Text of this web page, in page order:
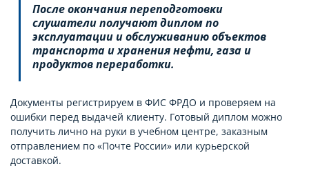
После окончания переподготовки
слушатели получают диплом по
эксплуатации и обслуживанию объектов
транспорта и хранения нефти, газа и
продуктов переработки.
Документы регистрируем в ФИС ФРДО и проверяем на
ошибки перед выдачей клиенту. Готовый диплом можно
получить лично на руки в учебном центре, заказным
отправлением по «Почте России» или курьерской
доставкой.